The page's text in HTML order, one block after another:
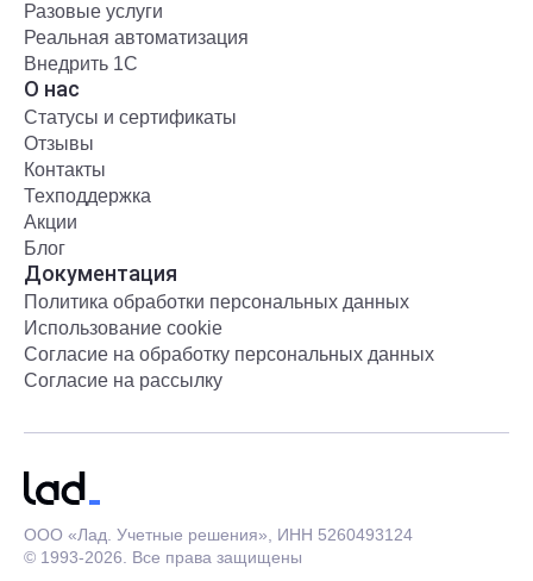
Разовые услуги
Реальная автоматизация
Внедрить 1С
О нас
Статусы и сертификаты
Отзывы
Контакты
Техподдержка
Акции
Блог
Документация
Политика обработки персональных данных
Использование cookie
Согласие на обработку персональных данных
Согласие на рассылку
ООО «Лад. Учетные решения», ИНН 5260493124
© 1993-2026. Все права защищены